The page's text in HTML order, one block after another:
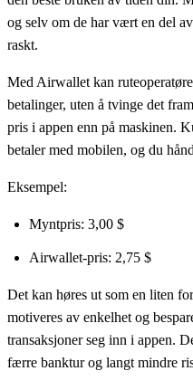
og selv om de har vært en del
raskt.
Med Airwallet kan
betalinger, uten å tvinge det
pris i appen enn på maskinen.
betaler med mobilen, og du
Eksempel:
Myntpris: 3,00 $
Airwallet-pris: 2,75 $
Det kan høres ut som en liten
motiveres av enkelhet og
transaksjoner seg inn i appen.
færre banktur og langt mindre